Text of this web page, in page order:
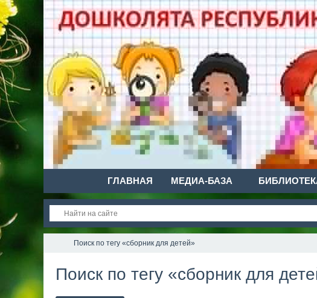
ГЛАВНАЯ МЕДИА-БАЗА
Поиск по тегу «сборник для детей»
Поиск по тегу «сборник для